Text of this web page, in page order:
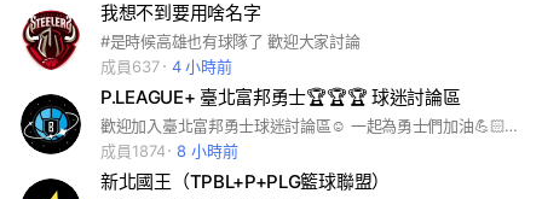
我想不到要用啥名字
#是時候高雄也有球隊了 歡迎大家討論
成員637
4 小時前
P.LEAGUE+ 臺北富邦勇士🏆🏆🏆 球迷討論區
歡迎加入臺北富邦勇士球迷討論區☺️ 一起為勇士們加油💪🏻當他們最強的後盾💙 本社群秉持理性討論的宗旨 ❌勿惡言謾罵球員裁判及所有球迷 勿引戰，勿散播不實謠言 ❌勿當無腦伸手牌 賽程.售票.商品發售等球隊資訊 請先自行搜尋官網.官方FB.IG ❌勿過度轉貼文章 轉貼前先往前看看是否已有討論串 🔵買賣相關一律至買賣交流子群 🔵記事本有很多有用資訊發問前請先參閱 🔵球員教練等姓名選字正確是基本尊重💙
成員1874
8 小時前
新北國王（TPBL+P+PLG籃球聯盟）